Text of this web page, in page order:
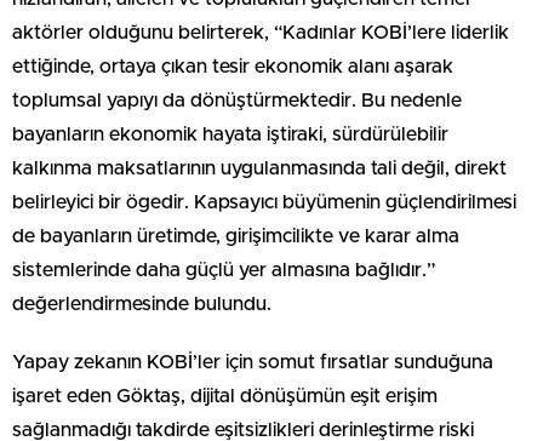
aktörler olduğunu belirterek, “Kadınlar KOBİ’lere liderlik
ettiğinde, ortaya çıkan tesir ekonomik alanı aşarak
toplumsal yapıyı da dönüştürmektedir. Bu nedenle
bayanların ekonomik hayata iştiraki, sürdürülebilir
kalkınma maksatlarının uygulanmasında tali değil, direkt
belirleyici bir ögedir. Kapsayıcı büyümenin güçlendirilmesi
de bayanların üretimde, girişimcilikte ve karar alma
sistemlerinde daha güçlü yer almasına bağlıdır.”
değerlendirmesinde bulundu.
Yapay zekanın KOBİ’ler için somut fırsatlar sunduğuna
işaret eden Göktaş, dijital dönüşümün eşit erişim
sağlanmadığı takdirde eşitsizlikleri derinleştirme riski